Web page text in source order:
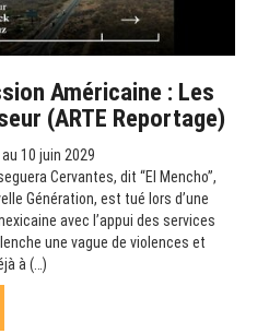
Américaine : Les
(ARTE Reportage)
10 juin 2029
Cervantes, dit “El Mencho”,
Génération, est tué lors d’une
avec l’appui des services
une vague de violences et
à (…)